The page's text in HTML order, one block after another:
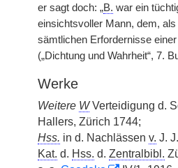
er sagt doch: „B. war ein
einsichtsvoller Mann, dem,
sämtlichen Erfordernisse
(„Dichtung und Wahrheit“, 7.
Werke
Weitere WVerteidigung d.
Hallers, Zürich 1744;
Hss. in d. Nachlässen v. J.
Kat. d. Hss. d. Zentralbibl.